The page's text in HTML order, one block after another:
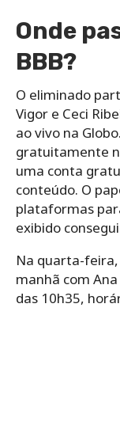
Onde
BBB?
O eliminado
Vigor e Ceci
ao vivo na
gratuitamente
uma conta
conteúdo. O
plataformas
exibido
Na quarta-
manhã com
das 10h35,